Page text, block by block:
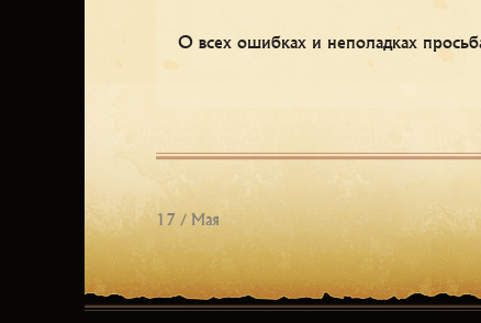
О всех ошибках и неполадках
17 / Мая